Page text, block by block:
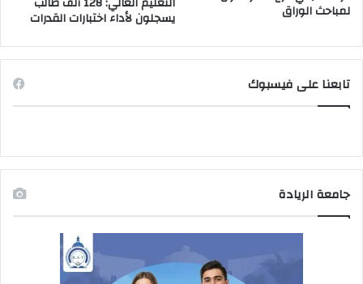
لمباحث الوراق يسجلون لأداء اختبارات القدرات
تابعنا على فيسبوك
جامعة الريادة